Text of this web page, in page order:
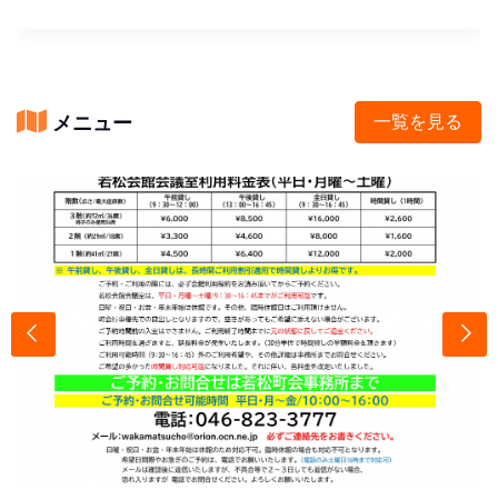
メニュー 一覧を見る